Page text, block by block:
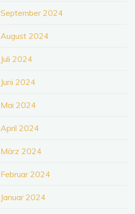
September 2024
August 2024
Juli 2024
Juni 2024
Mai 2024
April 2024
März 2024
Februar 2024
Januar 2024